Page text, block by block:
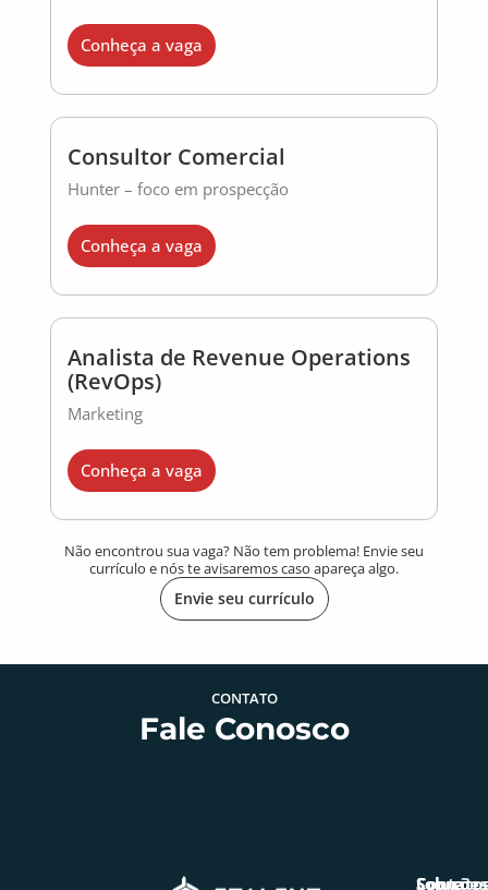
Conheça a vaga
Consultor Comercial
Hunter – foco em prospecção
Conheça a vaga
Analista de Revenue Operations
(RevOps)
Marketing
Conheça a vaga
Não encontrou sua vaga? Não tem problema! Envie seu
currículo e nós te avisaremos caso apareça algo.
Envie seu currículo
CONTATO
Fale Conosco
Soluções
Sobre